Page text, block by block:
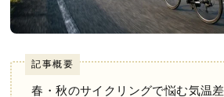
記事概要
春・秋のサイクリングで悩む気温差